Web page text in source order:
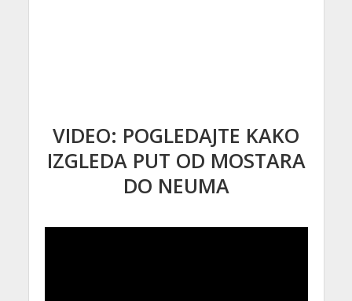
VIDEO: POGLEDAJTE KAKO
IZGLEDA PUT OD MOSTARA
DO NEUMA